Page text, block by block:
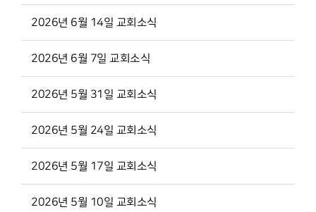
2026년 6월 14일 교회소식
2026년 6월 7일 교회소식
2026년 5월 31일 교회소식
2026년 5월 24일 교회소식
2026년 5월 17일 교회소식
2026년 5월 10일 교회소식